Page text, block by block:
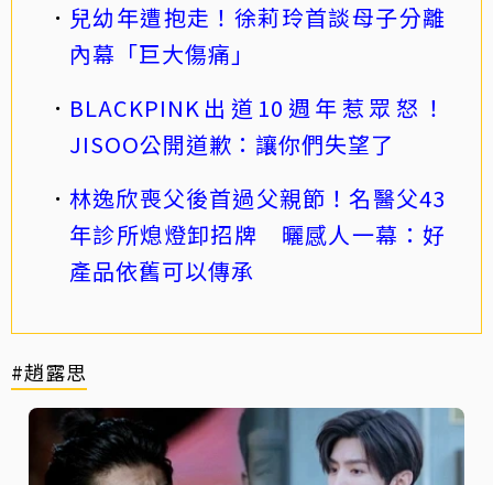
兒幼年遭抱走！徐莉玲首談母子分離
內幕「巨大傷痛」
BLACKPINK出道10週年惹眾怒！
JISOO公開道歉：讓你們失望了
林逸欣喪父後首過父親節！名醫父43
年診所熄燈卸招牌 曬感人一幕：好
產品依舊可以傳承
#趙露思